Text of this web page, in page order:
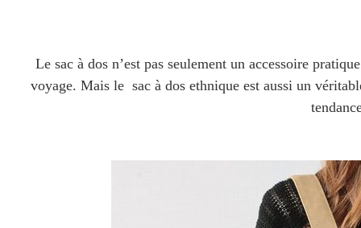
Le sac à dos n’est pas seulement un accessoire
voyage. Mais le sac à dos ethnique est aussi un